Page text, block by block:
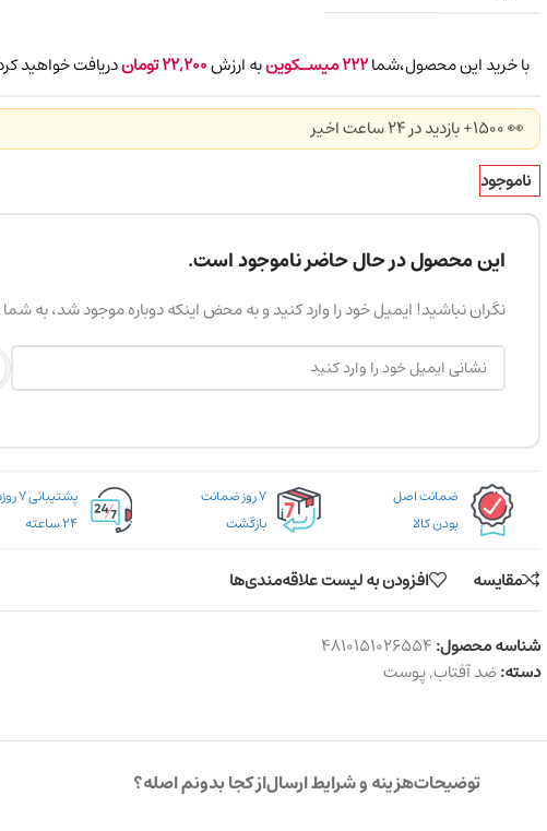
با خرید این محصول،شما222میسـکوینبه ارزش22,200توماندریافت خواهید
👀 1500+ بازدید در ۲۴ ساعت اخیر
ناموجود
این محصول در حال حاضر ناموجود است.
نگران نباشید! ایمیل خود را وارد کنید و به محض اینکه دوباره موجود شد، به
ضمانت اصل
بودن کالا
۷ روز ضمانت
بازگشت
پشتیبانی
۲۴ ساعته
مقایسه افزودن به لیست علاقه‌مندی‌ها
شناسه محصول:4810151026554
دسته:ضد آفتاب,پوست
توضیحاتهزینه و شرایط ارسالاز کجا بدونم اصله؟